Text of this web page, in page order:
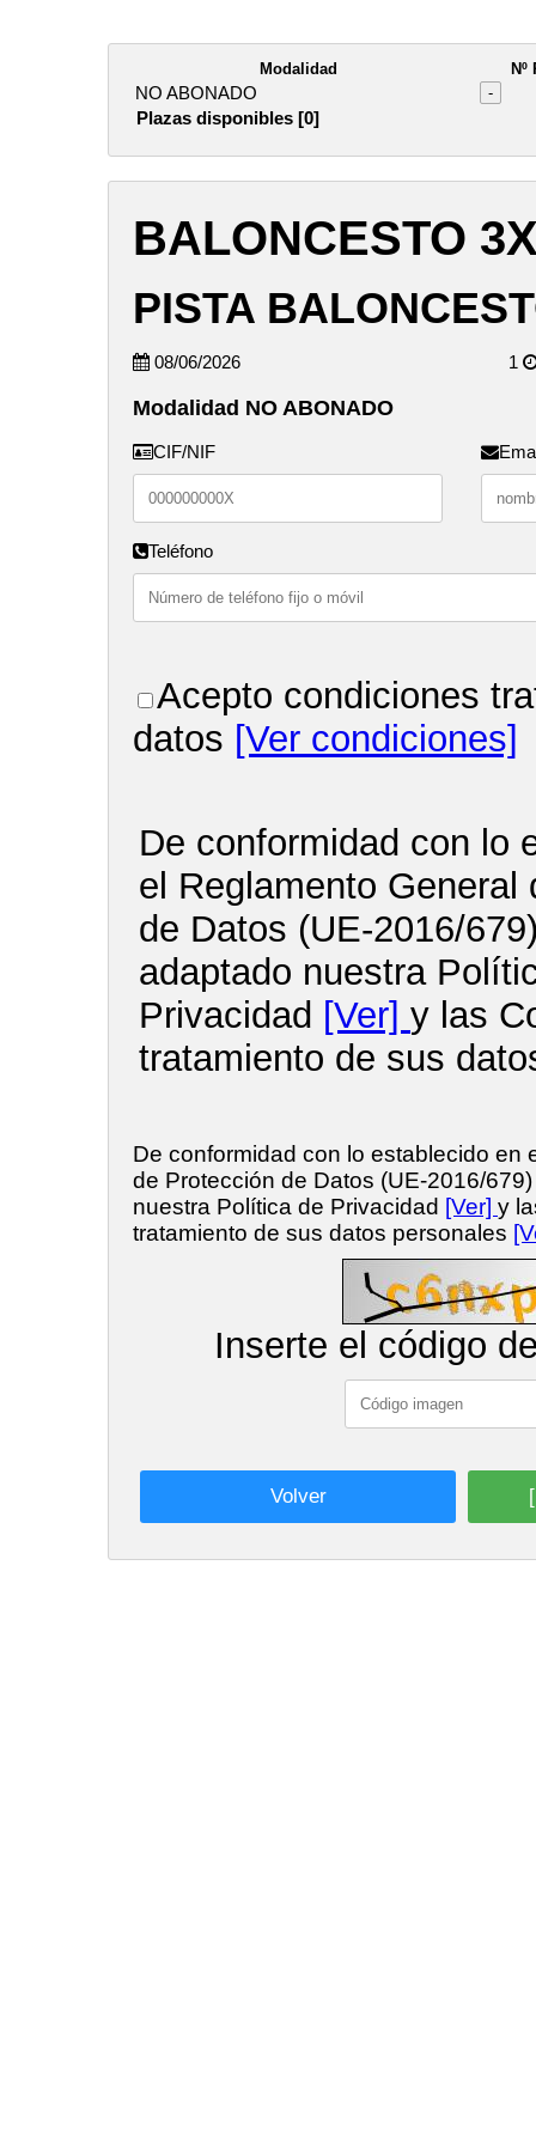
Modalidad Nº
NO ABONADO -
Plazas disponibles [0]
BALONCESTO
PISTA
08/06/2026 1
Modalidad NO ABONADO
CIF/NIF
Teléfono
Acepto condiciones
datos [Ver condiciones]
De conformidad con lo
el Reglamento General
de Datos (UE-2016/
adaptado nuestra
Privacidad [Ver] y las
tratamiento de sus
De conformidad con lo establecido en
de Protección de Datos (UE-2016/
nuestra Política de Privacidad [Ver] y
tratamiento de sus datos personales
Inserte el código
Volver